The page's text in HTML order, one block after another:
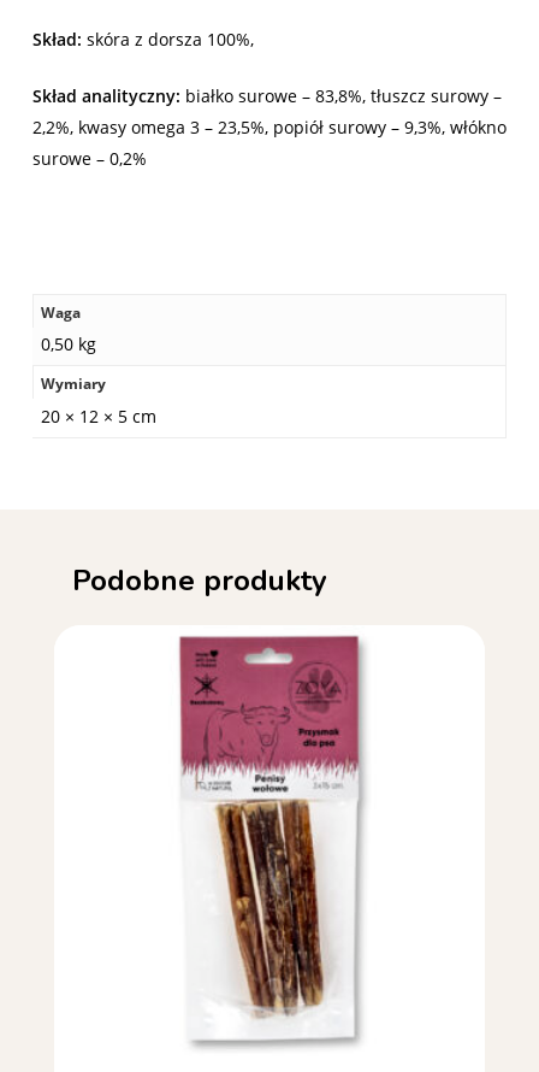
Skład: skóra z dorsza 100%,
Skład analityczny: białko surowe – 83,8%, tłuszcz surowy –
2,2%, kwasy omega 3 – 23,5%, popiół surowy – 9,3%, włókno
surowe – 0,2%
Waga
0,50 kg
Wymiary
20 × 12 × 5 cm
Podobne produkty